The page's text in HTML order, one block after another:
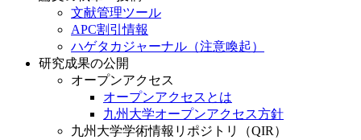
文献管理ツール
APC割引情報
ハゲタカジャーナル（注意喚起）
研究成果の公開
オープンアクセス
オープンアクセスとは
九州大学オープンアクセス方針
九州大学学術情報リポジトリ（QIR）